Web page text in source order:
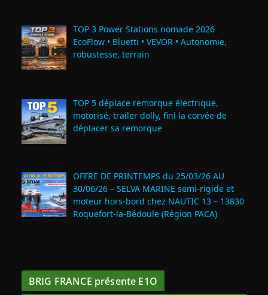
TOP 3 Power Stations nomade 2026
EcoFlow • Bluetti • VEVOR • Autonomie,
robustesse, terrain
TOP 5 déplace remorque électrique,
motorisé, trailer dolly, fini la corvée de
déplacer sa remorque
OFFRE DE PRINTEMPS du 25/03/26 AU
30/06/26 – SELVA MARINE semi-rigide et
moteur hors-bord chez NAUTIC 13 – 13830
Roquefort‑la‑Bédoule (Région PACA)
BRIG FRANCE présente E1O